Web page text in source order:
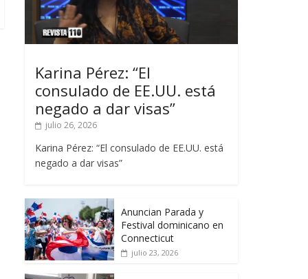
Karina Pérez: “El
consulado de EE.UU. está
negado a dar visas”
julio 26, 2026
Karina Pérez: “El consulado de EE.UU. está
negado a dar visas”
Anuncian Parada y
Festival dominicano en
Connecticut
julio 23, 2026